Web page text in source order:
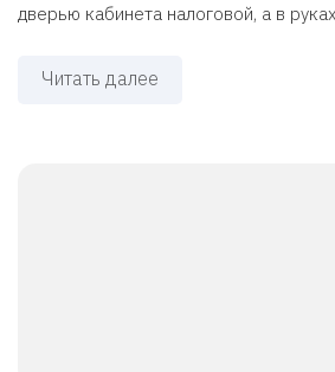
дверью кабинета налоговой, а в руках
Читать далее